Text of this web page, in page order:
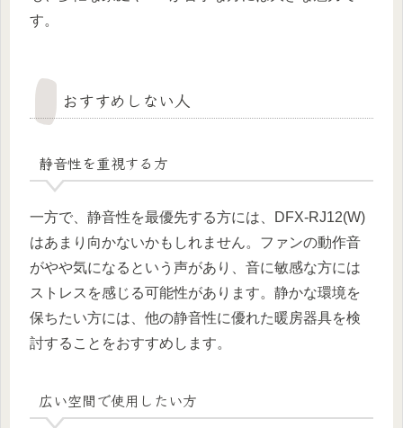
す。
おすすめしない人
静音性を重視する方
一方で、静音性を最優先する方には、DFX-RJ12(W)
はあまり向かないかもしれません。ファンの動作音
がやや気になるという声があり、音に敏感な方には
ストレスを感じる可能性があります。静かな環境を
保ちたい方には、他の静音性に優れた暖房器具を検
討することをおすすめします。
広い空間で使用したい方